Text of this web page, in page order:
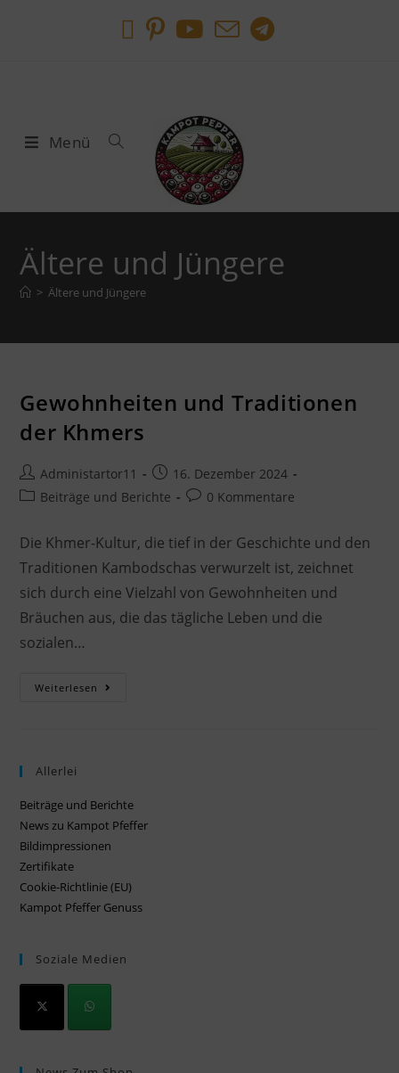
Menü
Ältere und Jüngere
> Ältere und Jüngere
Gewohnheiten und Traditionen
der Khmers
Administartor11
16. Dezember 2024
Beiträge und Berichte
0 Kommentare
Die Khmer-Kultur, die tief in der Geschichte und den
Traditionen Kambodschas verwurzelt ist, zeichnet
sich durch eine Vielzahl von Gewohnheiten und
Bräuchen aus, die das tägliche Leben und die
sozialen…
Weiterlesen
Allerlei
Beiträge und Berichte
News zu Kampot Pfeffer
Bildimpressionen
Zertifikate
Cookie-Richtlinie (EU)
Kampot Pfeffer Genuss
Soziale Medien